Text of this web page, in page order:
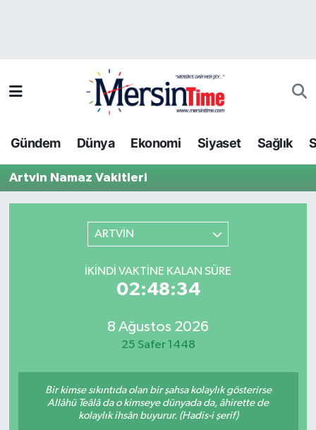
Gündem Dünya Ekonomi Siyaset Sağlık
Artvin Namaz Vakitleri
ARTVİN
İKINDI VAKTINE KALAN SÜRE
02:48:34
8 Ağustos 2026
25 Safer 1448
Bir kimse sıkıntıda olan bir şahsa kolaylık gösterirse
Allâhü Teâlâ da o kimseye dünyada da, âhirette de
kolaylık ihsân buyurur. (Hadis-i şerif)
Bilim-Teknoloji
Dünya
Gündem
Siyaset
Trafik Durumu
Tüm Manşetler
Haber Arşivi